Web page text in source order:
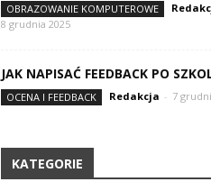
OBRAZOWANIE KOMPUTEROWE
8 grudnia 2025
JAK NAPISAĆ FEEDBACK PO
OCENA I FEEDBACK Redakcja - 7
KATEGORIE